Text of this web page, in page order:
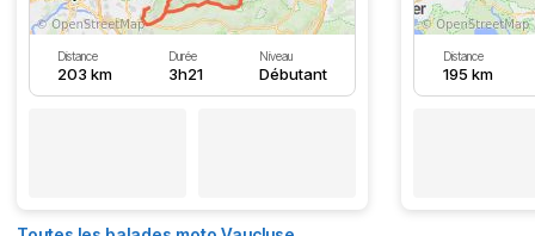
Distance
203 km
Durée
3h21
Niveau
Débutant
Distance
195 km